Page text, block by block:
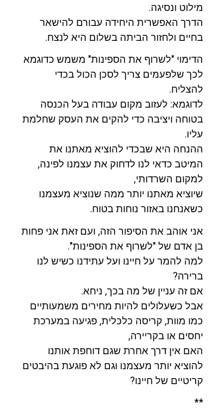
מילוט ונסיגה.
הדרך האפשרית היחידה עבורם להישאר
בחיים ולחזור הביתה בשלום היא לנצח.
הדימוי "לשרוף את הספינות" משמש כדוגמא
לכך שלפעמים צריך לסכן הכול בכדי
להצליח.
לדוגמא: לעזוב מקום עבודה בעל הכנסה
בטוחה ויציבה כדי להקים את העסק שחלמת
עליו.
ההנחה היא שבכדי להוציא מאתנו את
המיטב כדאי לנו לדחוק את עצמנו לפינה,
למקום השרדותי,
שיוציא מאתנו יותר ממה שנוציא מעצמנו
כשאנחנו באזור נוחות בטוח.
אני אוהב את הסיפור הזה, ועם זאת אני פחות
בן אדם של "לשרוף את הספינות".
למה להמר על חיינו ועל עתידנו כשיש לנו
ברירה?
אם זה עניין של מה בכך, ניחא.
אבל כשעלולים להיות מחירים משמעותיים
כמו מוות, קריסה כלכלית, פגיעה במערכת
יחסים או בקריירה,
האם אין דרך אחרת שגם דוחפת אותנו
להוציא יותר מעצמנו וגם לא פוגעת בהיבטים
קריטיים של חיינו?
**